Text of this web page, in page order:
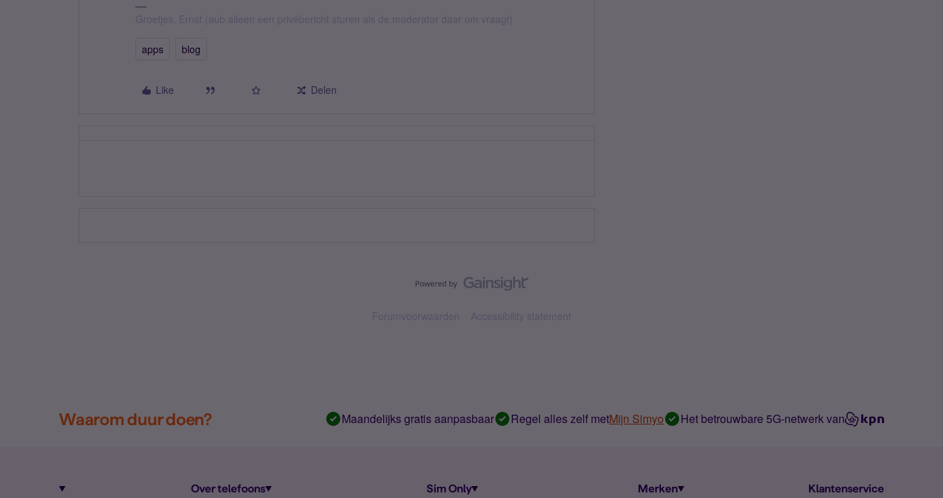
Groetjes, Ernst (aub alleen een privébericht sturen als de moderator daar om vraagt)
apps blog
Like Delen
Forumvoorwaarden Accessibility statement
Waarom duur doen? Maandelijks gratis aanpasbaar Regel alles zelf metMijn Simyo Het betrouwbare 5G-netwerk van
Over telefoons Sim Only Merken Klantenservice